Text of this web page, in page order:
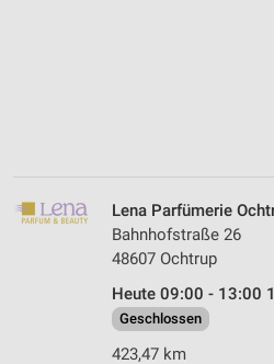
Lena Parfümerie
Bahnhofstraße 26
48607 Ochtrup
Heute 09:00 - 13:00
Geschlossen
423,47 km